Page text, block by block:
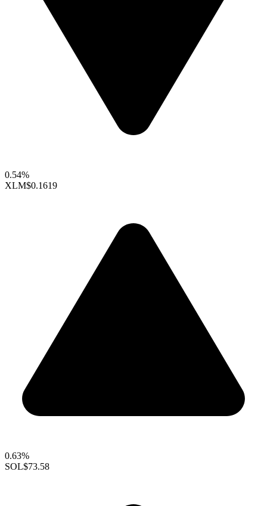
0.54%
XLM$0.1619
0.63%
SOL$73.58